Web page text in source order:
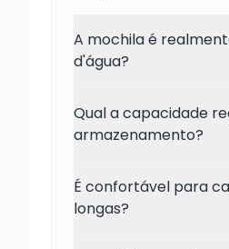
A mochila é
d'água?
Qual a capacidade
armazenamento?
É confortável para
longas?